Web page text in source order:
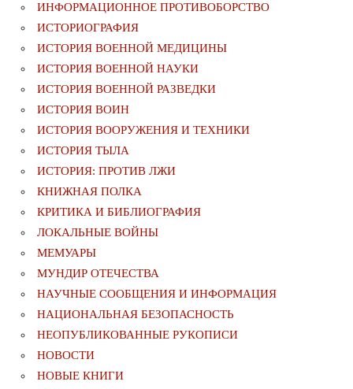
ИНФОРМАЦИОННОЕ ПРОТИВОБОРСТВО
ИСТОРИОГРАФИЯ
ИСТОРИЯ ВОЕННОЙ МЕДИЦИНЫ
ИСТОРИЯ ВОЕННОЙ НАУКИ
ИСТОРИЯ ВОЕННОЙ РАЗВЕДКИ
ИСТОРИЯ ВОИН
ИСТОРИЯ ВООРУЖЕНИЯ И ТЕХНИКИ
ИСТОРИЯ ТЫЛА
ИСТОРИЯ: ПРОТИВ ЛЖИ
КНИЖНАЯ ПОЛКА
КРИТИКА И БИБЛИОГРАФИЯ
ЛОКАЛЬНЫЕ ВОЙНЫ
МЕМУАРЫ
МУНДИР ОТЕЧЕСТВА
НАУЧНЫЕ СООБЩЕНИЯ И ИНФОРМАЦИЯ
НАЦИОНАЛЬНАЯ БЕЗОПАСНОСТЬ
НЕОПУБЛИКОВАННЫЕ РУКОПИСИ
НОВОСТИ
НОВЫЕ КНИГИ